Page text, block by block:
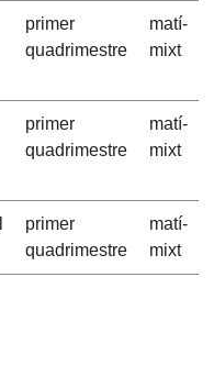
primer
quadrimestre
matí-
mixt
primer
quadrimestre
matí-
mixt
primer
quadrimestre
matí-
mixt